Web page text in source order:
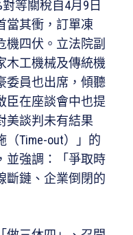
等關稅自4月9日
當其衝，訂單凍
機四伏。立法院副
木工機械及傳統機
委員也出席，傾聽
臣在座談會中也提
美談判未有結果
Time-out）」的
並強調：「爭取時
斷鏈、企業倒閉的